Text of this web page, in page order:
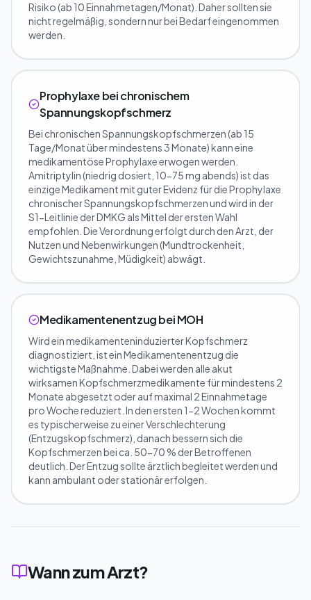
Risiko (ab 10 Einnahmetagen/Monat). Daher sollten sie
nicht regelmäßig, sondern nur bei Bedarf eingenommen
werden.
Prophylaxe bei chronischem
Spannungskopfschmerz
Bei chronischen Spannungskopfschmerzen (ab 15
Tage/Monat über mindestens 3 Monate) kann eine
medikamentöse Prophylaxe erwogen werden.
Amitriptylin (niedrig dosiert, 10-75 mg abends) ist das
einzige Medikament mit guter Evidenz für die Prophylaxe
chronischer Spannungskopfschmerzen und wird in der
S1-Leitlinie der DMKG als Mittel der ersten Wahl
empfohlen. Die Verordnung erfolgt durch den Arzt, der
Nutzen und Nebenwirkungen (Mundtrockenheit,
Gewichtszunahme, Müdigkeit) abwägt.
Medikamentenentzug bei MOH
Wird ein medikamenteninduzierter Kopfschmerz
diagnostiziert, ist ein Medikamentenentzug die
wichtigste Maßnahme. Dabei werden alle akut
wirksamen Kopfschmerzmedikamente für mindestens 2
Monate abgesetzt oder auf maximal 2 Einnahmetage
pro Woche reduziert. In den ersten 1-2 Wochen kommt
es typischerweise zu einer Verschlechterung
(Entzugskopfschmerz), danach bessern sich die
Kopfschmerzen bei ca. 50-70 % der Betroffenen
deutlich. Der Entzug sollte ärztlich begleitet werden und
kann ambulant oder stationär erfolgen.
Wann zum Arzt?